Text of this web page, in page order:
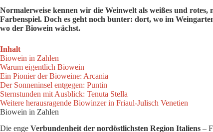
Normalerweise kennen wir die Weinwelt als weißes und rotes,
Farbenspiel. Doch es geht noch bunter: dort, wo im
wo der Biowein wächst.
Inhalt
Biowein in Zahlen
Warum eigentlich Biowein
Ein Pionier der Bioweine: Arcania
Der Sonneninsel entgegen: Puntin
Sternstunden mit Ausblick: Tenuta Stella
Weitere herausragende Biowinzer in Friaul-Julisch Venetien
Biowein in Zahlen
Die enge Verbundenheit der nordöstlichsten Region Italiens –